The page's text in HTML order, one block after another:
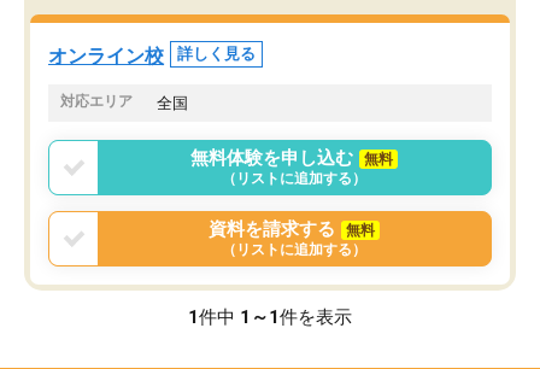
オンラインツールを使用した単語帳の
共有があり宿題もそちらで出される形
でした。
言う事で講師変更の申し出があり、あ
まりに短期での変更だった為、塾に通
う事にして退会しました。遅れも取り
戻せ、授業内容や講師の方は良かった
と思います。
くなってきたようなので
オンライン校 詳しく見る
対応エリア 全国
無料体験を申し込む
無料
（リストに追加する）
資料を請求する
無料
（リストに追加する）
1件中 1～1件を表示